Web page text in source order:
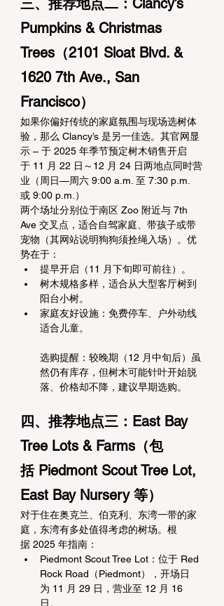
Pumpkins & Christmas
Trees（2101 Sloat Blvd. &
1620 7th Ave., San
Francisco）
如果你偏好传统的家庭氛围与现场选树体
验，那么 Clancy’s 是另一佳选。其官网显
示 – 于 2025 年季节预定树木销售开启
于 11 月 22 日～12 月 24 日两地点同时营
业（周日—周六 9:00 a.m. 至 7:30 p.m.
或 9:00 p.m.）
两个场址分别位于南区 Zoo 附近与 7th
Ave 交叉点，适合自驾家庭、带孩子或带
宠物（其网站说明狗狗须拴绳入场）。优
势在于：
提早开启（11 月下旬即可前往）。
树木规格多样，适合从大型客厅树到
阳台小树。
家庭友好设施：免费停车、户外动线
适合儿童。
选购提醒：较晚期（12 月中旬后）虽
然仍有库存，但树木可能针叶开始脱
落、价格却不降，建议早期选购。
四、推荐地点三：East Bay
Tree Lots & Farms（包
括 Piedmont Scout Tree Lot,
East Bay Nursery 等）
对于住在奥克兰、伯克利、东湾一带的家
庭，东湾有多处值得考虑的树场。根
据 2025 年指南：
Piedmont Scout Tree Lot：位于 Red
Rock Road（Piedmont），开场日
为 11 月 29 日，营业至 12 月 16
日。